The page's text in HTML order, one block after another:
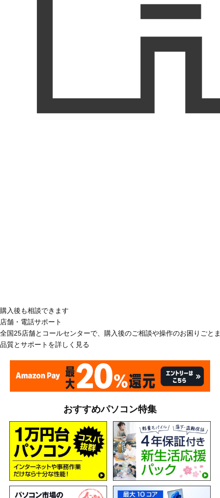
購入後も相談できます
店舗・電話サポート
全国25店舗とコールセンターで、購入後のご相談や操作のお困りごと
品質とサポートを詳しく見る
おすすめパソコン特集